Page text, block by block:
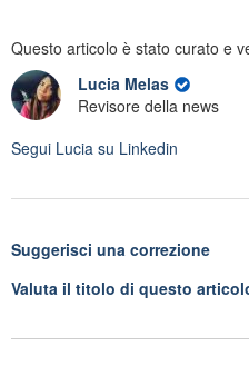
Questo articolo è stato curato e
Lucia Melas
Revisore della news
Segui Lucia su Linkedin
Suggerisci una correzione
Valuta il titolo di questo